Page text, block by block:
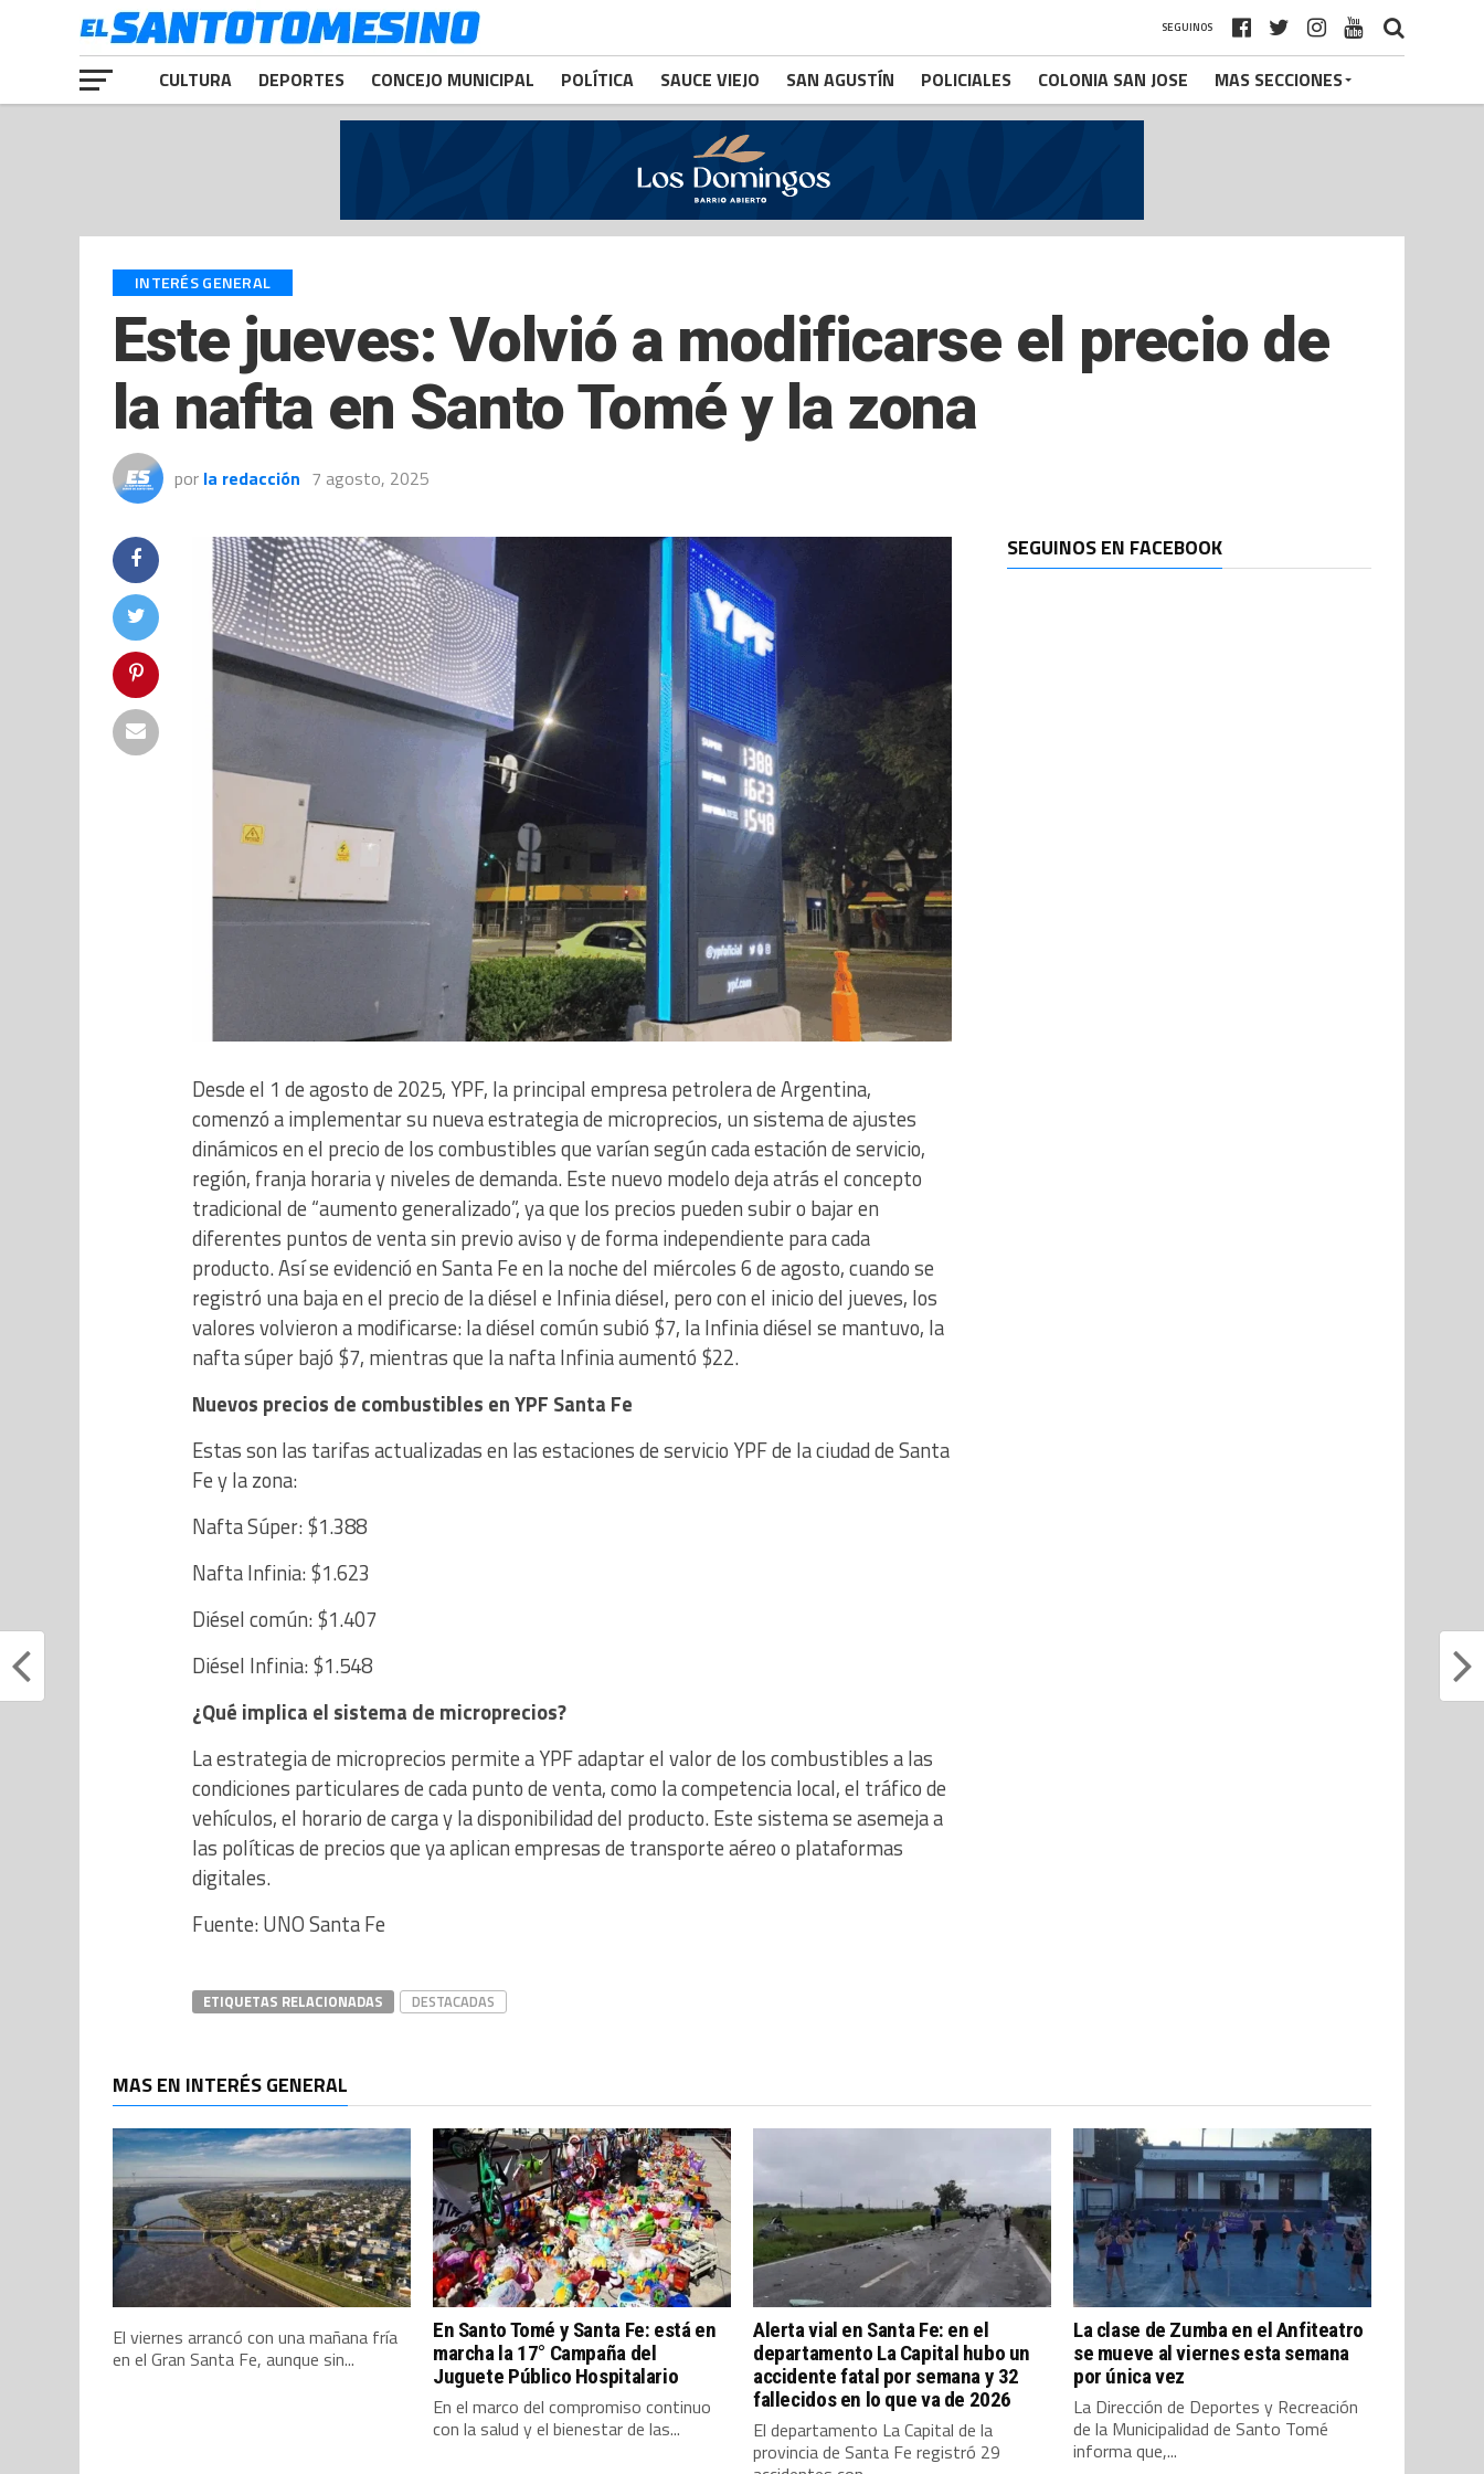
SEGUINOS
CULTURA DEPORTES CONCEJO MUNICIPAL POLÍTICA SAUCE VIEJO SAN AGUSTÍN POLICIALES COLONIA SAN JOSE MAS SECCIONES
INTERÉS GENERAL
Este jueves: Volvió a modificarse el precio de
la nafta en Santo Tomé y la zona
por la redacción 7 agosto, 2025
Desde el 1 de agosto de 2025, YPF, la principal empresa petrolera de Argentina,
comenzó a implementar su nueva estrategia de microprecios, un sistema de ajustes
dinámicos en el precio de los combustibles que varían según cada estación de servicio,
región, franja horaria y niveles de demanda. Este nuevo modelo deja atrás el concepto
tradicional de “aumento generalizado”, ya que los precios pueden subir o bajar en
diferentes puntos de venta sin previo aviso y de forma independiente para cada
producto. Así se evidenció en Santa Fe en la noche del miércoles 6 de agosto, cuando se
registró una baja en el precio de la diésel e Infinia diésel, pero con el inicio del jueves, los
valores volvieron a modificarse: la diésel común subió $7, la Infinia diésel se mantuvo, la
nafta súper bajó $7, mientras que la nafta Infinia aumentó $22.
Nuevos precios de combustibles en YPF Santa Fe
Estas son las tarifas actualizadas en las estaciones de servicio YPF de la ciudad de Santa
Fe y la zona:
Nafta Súper: $1.388
Nafta Infinia: $1.623
Diésel común: $1.407
Diésel Infinia: $1.548
¿Qué implica el sistema de microprecios?
La estrategia de microprecios permite a YPF adaptar el valor de los combustibles a las
condiciones particulares de cada punto de venta, como la competencia local, el tráfico de
vehículos, el horario de carga y la disponibilidad del producto. Este sistema se asemeja a
las políticas de precios que ya aplican empresas de transporte aéreo o plataformas
digitales.
Fuente: UNO Santa Fe
ETIQUETAS RELACIONADAS DESTACADAS
SEGUINOS EN FACEBOOK
MAS EN INTERÉS GENERAL
El viernes arrancó con una mañana fría
en el Gran Santa Fe, aunque sin...
En Santo Tomé y Santa Fe: está en
marcha la 17° Campaña del
Juguete Público Hospitalario
En el marco del compromiso continuo
con la salud y el bienestar de las...
Alerta vial en Santa Fe: en el
departamento La Capital hubo un
accidente fatal por semana y 32
fallecidos en lo que va de 2026
El departamento La Capital de la
provincia de Santa Fe registró 29
La clase de Zumba en el Anfiteatro
se mueve al viernes esta semana
por única vez
La Dirección de Deportes y Recreación
de la Municipalidad de Santo Tomé
informa que,...